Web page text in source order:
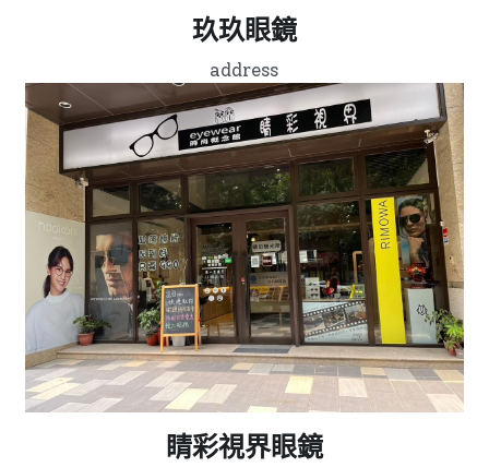
玖玖眼鏡
address
睛彩視界眼鏡